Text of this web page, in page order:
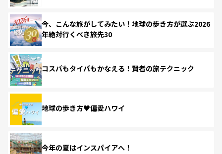
今、こんな旅がしてみたい！地球の歩き方が選ぶ2026
年絶対行くべき旅先30
コスパもタイパもかなえる！賢者の旅テクニック
地球の歩き方♥偏愛ハワイ
今年の夏はインスパイアへ！